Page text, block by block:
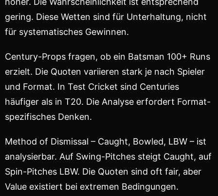
gering. Diese Wetten sind für Unterhaltung, nicht
für systematisches Gewinnen.
Century-Props fragen, ob ein Batsman 100+ Runs
erzielt. Die Quoten variieren stark je nach Spieler
und Format. In Test Cricket sind Centuries
häufiger als in T20. Die Analyse erfordert Format-
spezifisches Denken.
Method of Dismissal – Caught, Bowled, LBW – ist
analysierbar. Auf Swing-Pitches steigt Caught, auf
Spin-Pitches LBW. Die Quoten sind oft fair, aber
Value existiert bei extremen Bedingungen.